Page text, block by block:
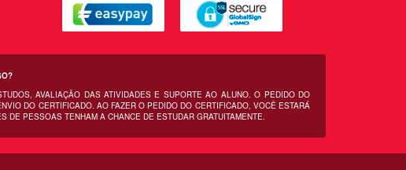
AVALIAÇÃO DAS ATIVIDADES E SUPORTE AO ALUNO. O PEDIDO DO
DO CERTIFICADO. AO FAZER O PEDIDO DO CERTIFICADO, VOCÊ ESTARÁ
PESSOAS TENHAM A CHANCE DE ESTUDAR GRATUITAMENTE.